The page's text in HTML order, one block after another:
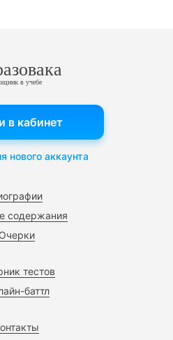
в учебе
содержания
Очерки
тестов
баттл
в кабинет
нового аккаунта